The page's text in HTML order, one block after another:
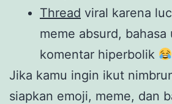
Thread viral karena
meme absurd, bahasa
komentar hiperbolik
Jika kamu ingin ikut
siapkan emoji, meme, dan